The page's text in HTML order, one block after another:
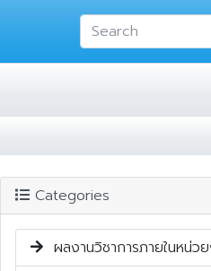
Categories
ผลงานวิชาการภายในหน่ว